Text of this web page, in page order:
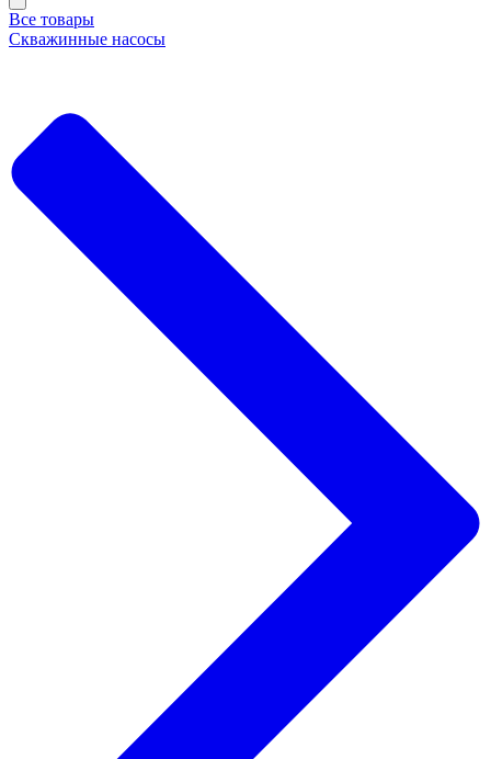
Все товары
Скважинные насосы